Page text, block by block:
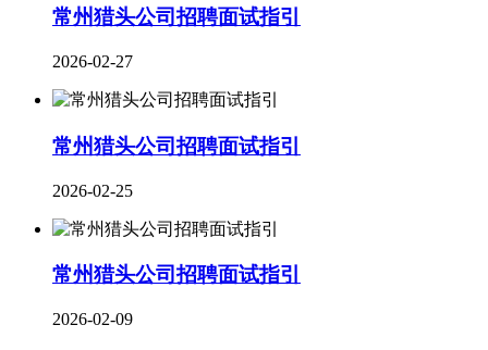
​常州猎头公司招聘面试指引
2026-02-27
常州猎头公司招聘面试指引
2026-02-25
常州猎头公司招聘面试指引
2026-02-09